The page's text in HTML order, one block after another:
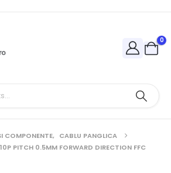
0
COMPONENTE, CABLU PANGLICA
PITCH 0.5MM FORWARD DIRECTION FFC